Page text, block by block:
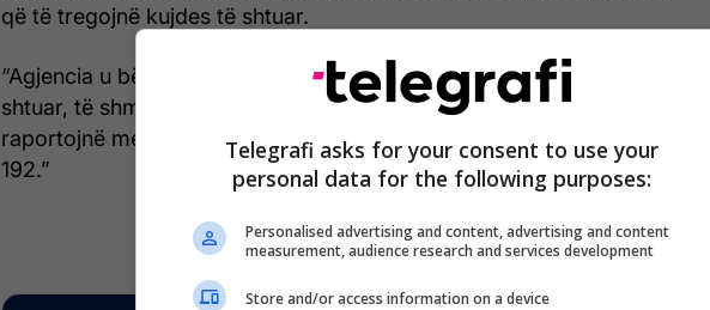
që të tregojnë kujdes të shtuar.
“Agjencia u bën apel të gjithë qytetarëve që të tregojnë kujdes të
shtuar, të shmangin çdo veprim që mund të shkaktojë zjarr dhe të
raportojnë menjëherë çdo vatër në numrat emergjentë 112, 193 dhe
192.”
Telegrafi asks for your consent to use your
personal data for the following purposes:
Personalised advertising and content, advertising and content
measurement, audience research and services development
Store and/or access information on a device